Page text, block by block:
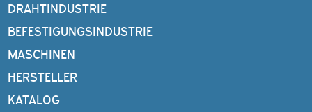
DRAHTINDUSTRIE
BEFESTIGUNGSINDUSTRIE
MASCHINEN
HERSTELLER
KATALOG